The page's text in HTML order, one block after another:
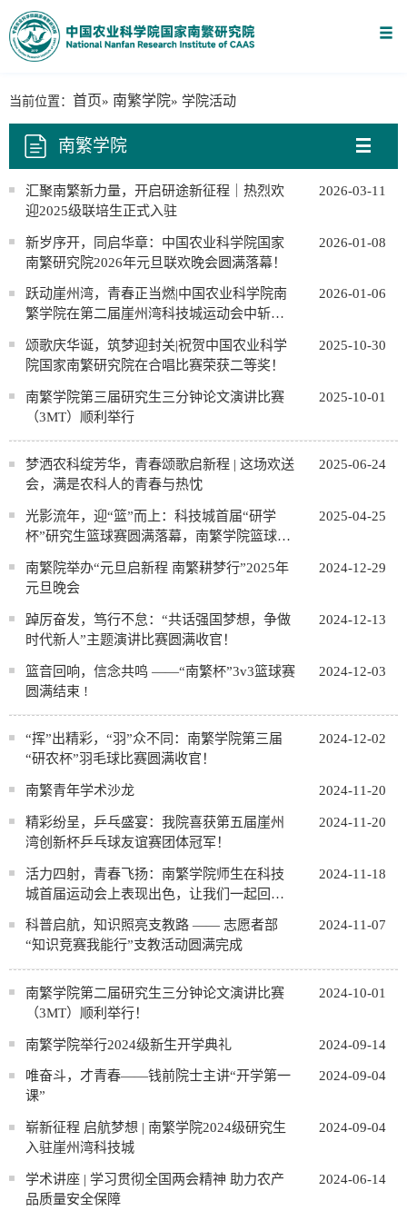
当前位置： 首页» 南繁学院» 学院活动
南繁学院
汇聚南繁新力量，开启研途新征程｜热烈欢
迎2025级联培生正式入驻
2026-03-11
新岁序开，同启华章：中国农业科学院国家
南繁研究院2026年元旦联欢晚会圆满落幕！
2026-01-08
跃动崖州湾，青春正当燃|中国农业科学院南
繁学院在第二届崖州湾科技城运动会中斩获
2026-01-06
颂歌庆华诞，筑梦迎封关|祝贺中国农业科学
院国家南繁研究院在合唱比赛荣获二等奖！
2025-10-30
南繁学院第三届研究生三分钟论文演讲比赛
（3MT）顺利举行
2025-10-01
梦洒农科绽芳华，青春颂歌启新程 | 这场欢送
会，满是农科人的青春与热忱
2025-06-24
光影流年，迎“篮”而上：科技城首届“研学
杯”研究生篮球赛圆满落幕，南繁学院篮球队
2025-04-25
南繁院举办“元旦启新程 南繁耕梦行”2025年
元旦晚会
2024-12-29
踔厉奋发，笃行不怠：“共话强国梦想，争做
时代新人”主题演讲比赛圆满收官！
2024-12-13
篮音回响，信念共鸣 ——“南繁杯”3v3篮球赛
圆满结束 !
2024-12-03
“挥”出精彩，“羽”众不同：南繁学院第三届
“研农杯”羽毛球比赛圆满收官！
2024-12-02
南繁青年学术沙龙 2024-11-20
精彩纷呈，乒乓盛宴：我院喜获第五届崖州
湾创新杯乒乓球友谊赛团体冠军！
2024-11-20
活力四射，青春飞扬：南繁学院师生在科技
城首届运动会上表现出色，让我们一起回顾
2024-11-18
科普启航，知识照亮支教路 —— 志愿者部
“知识竞赛我能行”支教活动圆满完成
2024-11-07
南繁学院第二届研究生三分钟论文演讲比赛
（3MT）顺利举行！
2024-10-01
南繁学院举行2024级新生开学典礼 2024-09-14
唯奋斗，才青春——钱前院士主讲“开学第一
课”
2024-09-04
崭新征程 启航梦想 | 南繁学院2024级研究生
入驻崖州湾科技城
2024-09-04
学术讲座 | 学习贯彻全国两会精神 助力农产
品质量安全保障
2024-06-14